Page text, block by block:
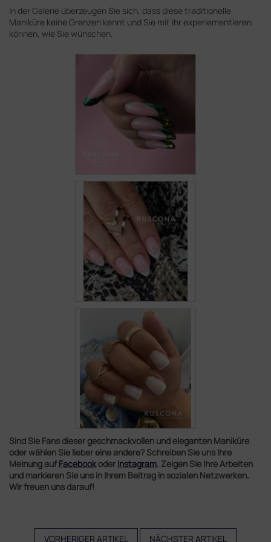
In der Galerie überzeugen Sie sich, dass diese traditionelle
Maniküre keine Grenzen kennt und Sie mit ihr experiementieren
können, wie Sie wünschen.
Sind Sie Fans dieser geschmackvollen und eleganten Maniküre
oder wählen Sie lieber eine andere? Schreiben Sie uns Ihre
Meinung auf Facebookoder Instagram. Zeigen Sie Ihre Arbeiten
und markieren Sie uns in Ihrem Beitrag in sozialen Netzwerken.
Wir freuen uns darauf!
VORHERIGER ARTIKEL NÄCHSTER ARTIKEL